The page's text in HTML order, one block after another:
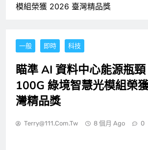
模組榮獲 2026 臺灣精品獎
一般 即時 科技
瞄準 AI 資料中心能源瓶
100G 綠境智慧光模組榮
灣精品獎
Terry@111.com.tw 8 個月 Ago 0